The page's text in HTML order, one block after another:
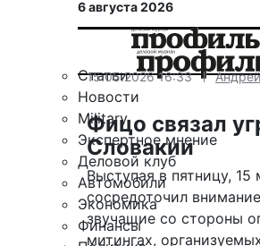
6 августа 2026
Статьи
Новости
Military
Экспертное мнение
Деловой клуб
Автомобили
Экономика
Финансы
15.05.2026 16:33
Фицо связал
Словакии
Выступая в пятницу,
сосредоточил
звучащие со стороны
митингах,